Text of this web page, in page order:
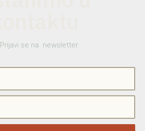
Prijavi se na newsletter.